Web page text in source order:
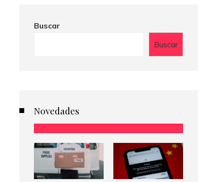
Buscar
Buscar
Novedades